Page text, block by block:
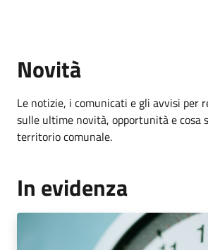
Novità
Le notizie, i comunicati e gli avvisi per
sulle ultime novità, opportunità e cosa
territorio comunale.
In evidenza